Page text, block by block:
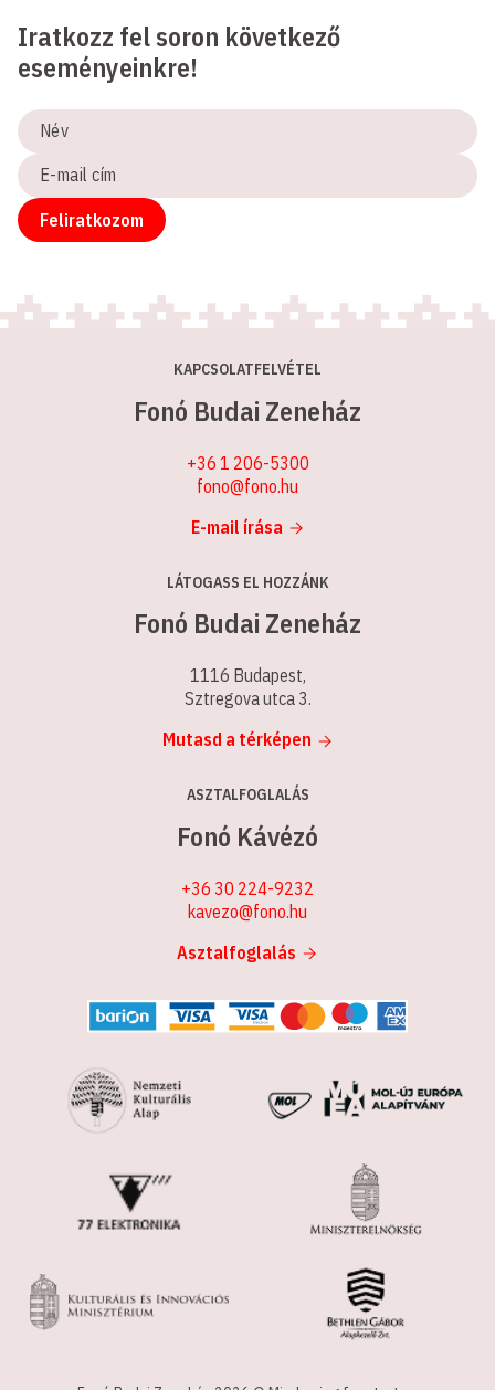
Iratkozz fel soron következő
eseményeinkre!
Név
E-
mail
cím
Feliratkozom
KAPCSOLATFELVÉTEL
Fonó Budai Zeneház
+36 1 206-5300
fono@fono.hu
E-mail írása
LÁTOGASS EL HOZZÁNK
Fonó Budai Zeneház
1116 Budapest,
Sztregova utca 3.
Mutasd a térképen
ASZTALFOGLALÁS
Fonó Kávézó
+36 30 224-9232
kavezo@fono.hu
Asztalfoglalás